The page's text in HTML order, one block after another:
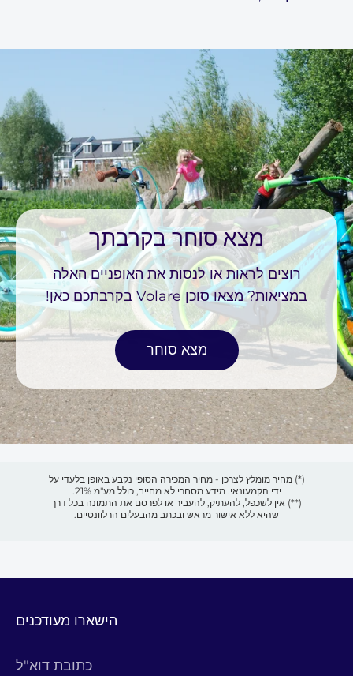
מצא סוחר בקרבתך
רוצים לראות או לנסות את האופניים האלה
במציאות? מצאו סוכן Volare בקרבתכם כאן!
מצא סוחר
(*) מחיר מומלץ לצרכן - מחיר המכירה הסופי נקבע באופן בלעדי על
ידי הקמעונאי. מידע מסחרי לא מחייב, כולל מע"מ 21%.
(**) אין לשכפל, להעתיק, להעביר או לפרסם את התמונה בכל דרך
שהיא ללא אישור מראש ובכתב מהבעלים הרלוונטיים.
הישארו מעודכנים
כתובת דוא"ל